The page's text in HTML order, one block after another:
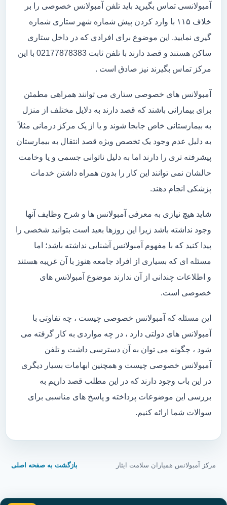
آمبولانسی تماس بگیرید باید تلفن آمبولانس خصوصی را بر
خلاف ۱۱۵ با وارد کردن پیش شماره شهر ستاری شماره
گیری نمایید. این موضوع برای افرادی که در داخل ستاری
ساکن هستند و قصد دارند با تلفن ثابت 02177878383 با این
مرکز تماس بگیرند نیز صادق است .
آمبولانس های خصوصی ستاری می توانند همراهی مطمئن
برای بیمارانی باشند که قصد دارند به دلایل مختلف از منزل
به بیمارستانی خاص جابجا شوند و یا از یک مرکز درمانی مثلاً
به دلیل عدم وجود یک تخصص ویژه قصد انتقال به بیمارستان
پیشرفته تری را دارند اما به دلیل ناتوانی جسمی و یا وخامت
حالشان نمی توانند این کار را بدون همراه داشتن خدمات
پزشکی انجام دهند.
شاید هیچ نیازی به معرفی آمبولانس ها و شرح وظایف آنها
وجود نداشته باشد زیرا این روزها بعید است بتوانید شخصی را
پیدا کنید که با مفهوم آمبولانس آشنایی نداشته باشد؛ اما
مسئله ای که بسیاری از افراد جامعه هنوز با آن غریبه هستند
و اطلاعات چندانی از آن ندارند موضوع آمبولانس های
خصوصی است.
این مسئله که آمبولانس خصوصی چیست ، چه تفاوتی با
آمبولانس های دولتی دارد ، در چه مواردی به کار گرفته می
شود ، چگونه می توان به آن دسترسی داشت و تلفن
آمبولانس خصوصی چیست و همچنین ابهامات بسیار دیگری
در این باب وجود دارند که در این مطلب قصد داریم به
بررسی این موضوعات پرداخته و پاسخ های مناسبی برای
سوالات شما ارائه کنیم.
مرکز آمبولانس همیاران سلامت ایثار بازگشت به صفحه اصلی